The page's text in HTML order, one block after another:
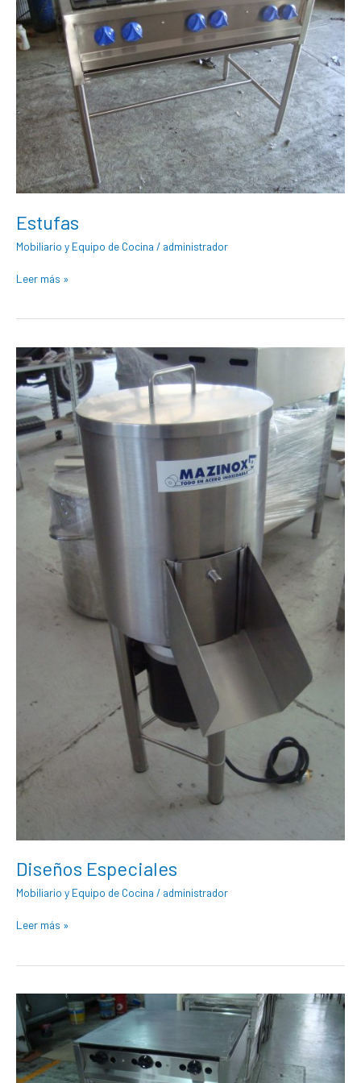
Estufas
Mobiliario y Equipo de Cocina / administrador
Leer más »
Diseños Especiales
Mobiliario y Equipo de Cocina / administrador
Diseños
Especiales
Leer más »
Comales
Industriales